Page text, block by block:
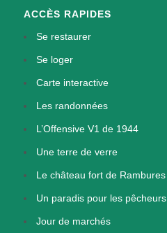
ACCÈS RAPIDES
Se restaurer
Se loger
Carte interactive
Les randonnées
L’Offensive V1 de 1944
Une terre de verre
Le château fort de Rambures
Un paradis pour les pêcheurs
Jour de marchés